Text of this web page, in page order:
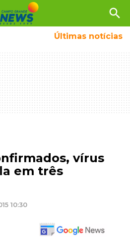
search
Últimas notícias
vírus
em três
10:30